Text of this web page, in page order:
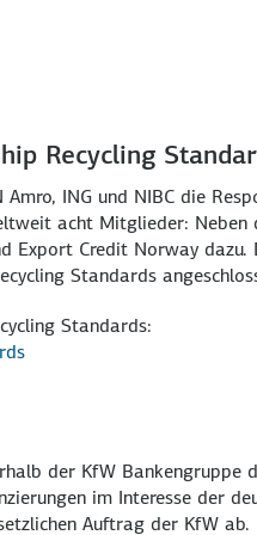
Recycling
ING und NIBC die
acht Mitglieder: Neben
Export Credit Norway
Standards
Standards:
der KfW Bankengruppe
im Interesse der
Auftrag der KfW